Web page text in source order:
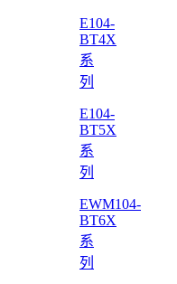
E104-
BT4X
系
列
E104-
BT5X
系
列
EWM104-
BT6X
系
列